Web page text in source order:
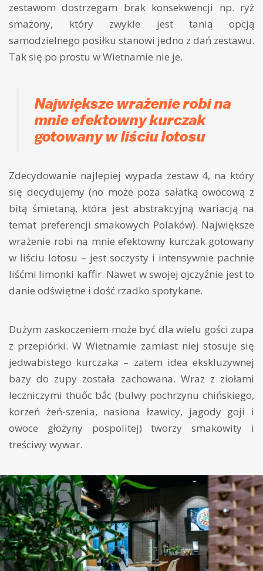
zestawom dostrzegam brak konsekwencji np. ryż
smażony, który zwykle jest tanią opcją
samodzielnego posiłku stanowi jedno z dań zestawu.
Tak się po prostu w Wietnamie nie je.
Największe wrażenie robi na
mnie efektowny kurczak
gotowany w liściu lotosu
Zdecydowanie najlepiej wypada zestaw 4, na który
się decydujemy (no może poza sałatką owocową z
bitą śmietaną, która jest abstrakcyjną wariacją na
temat preferencji smakowych Polaków). Największe
wrażenie robi na mnie efektowny kurczak gotowany
w liściu lotosu – jest soczysty i intensywnie pachnie
liśćmi limonki kaffir. Nawet w swojej ojczyźnie jest to
danie odświętne i dość rzadko spotykane.
Dużym zaskoczeniem może być dla wielu gości zupa
z przepiórki. W Wietnamie zamiast niej stosuje się
jedwabistego kurczaka – zatem idea ekskluzywnej
bazy do zupy została zachowana. Wraz z ziołami
leczniczymi thuốc bắc (bulwy pochrzynu chińskiego,
korzeń żeń-szenia, nasiona łzawicy, jagody goji i
owoce głożyny pospolitej) tworzy smakowity i
treściwy wywar.